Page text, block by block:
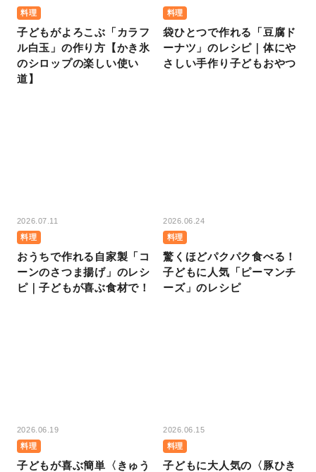
料理
子どもがよろこぶ「カラフ
ル白玉」の作り方【かき氷
のシロップの楽しい使い
道】
料理
袋ひとつで作れる「豆腐ド
ーナツ」のレシピ｜体にや
さしい手作り子どもおやつ
2026.07.11
料理
おうちで作れる自家製「コ
ーンのさつま揚げ」のレシ
ピ｜子どもが喜ぶ食材で！
2026.06.24
料理
驚くほどパクパク食べる！
子どもに人気「ピーマンチ
ーズ」のレシピ
2026.06.19
料理
子どもが喜ぶ簡単〈きゅう
2026.06.15
料理
子どもに大人気の〈豚ひき